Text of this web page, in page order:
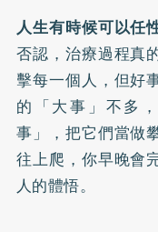
人生有時候可以任
否認，治療過程真
擊每一個人，但好
的「大事」不多
事」，把它們當做
往上爬，你早晚會
人的體悟。